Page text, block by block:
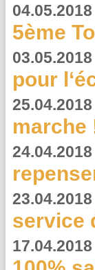
04.05.2018
5ème
03.05.2018
pour
25.04.2018
marche
24.04.2018
23.04.2018
service
17.04.2018